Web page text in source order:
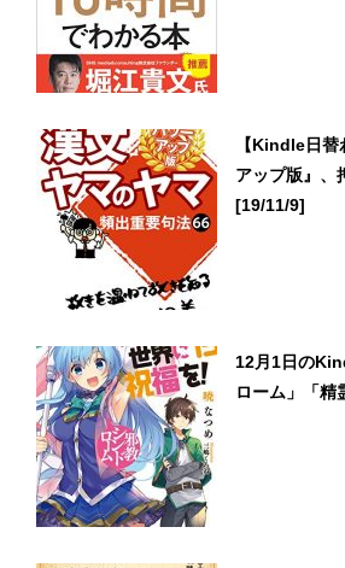
【Kindle日
アップ版』
[19/11/9]
12月1日の
ローム」「